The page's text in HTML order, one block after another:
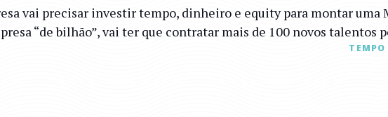
vai precisar investir tempo, dinheiro e equity para montar uma
“de bilhão”, vai ter que contratar mais de 100 novos talentos
TEMPO